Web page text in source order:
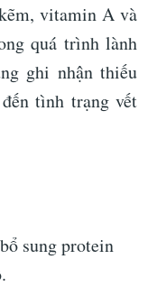
vitamin A và
quá trình lành
ghi nhận thiếu
tình trạng vết
sung protein